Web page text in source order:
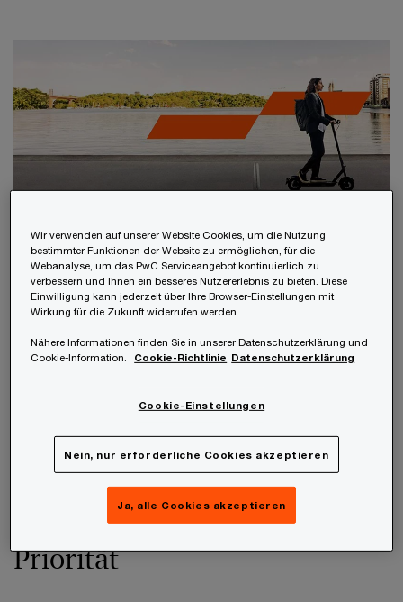
Österreicher:innen wollen die
Gleichstellung
CFOs: Digitalisierung als Top-
Priorität
Wir verwenden auf unserer Website Cookies, um die Nutzung
bestimmter Funktionen der Website zu ermöglichen, für die
Webanalyse, um das PwC Serviceangebot kontinuierlich zu
verbessern und Ihnen ein besseres Nutzererlebnis zu bieten. Diese
Einwilligung kann jederzeit über Ihre Browser-Einstellungen mit
Wirkung für die Zukunft widerrufen werden.
Nähere Informationen finden Sie in unserer Datenschutzerklärung und
Cookie-Information.
Cookie-Richtlinie Datenschutzerklärung
Cookie-Einstellungen
Nein, nur erforderliche Cookies akzeptieren
Ja, alle Cookies akzeptieren